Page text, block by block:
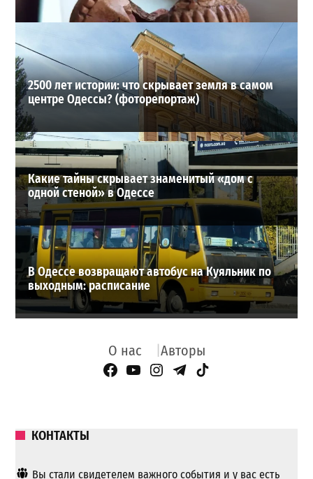
19-07-2026 в 15:19
2500 лет истории: что скрывает земля в самом
центре Одессы? (фоторепортаж)
Какие тайны скрывает знаменитый «дом с
одной стеной» в Одессе
В Одессе возвращают автобус на Куяльник по
выходным: расписание
О нас Авторы
Facebook Page
YouTube
Instagram
Telegram
TikTok
КОНТАКТЫ
Вы стали свидетелем важного события и у вас есть